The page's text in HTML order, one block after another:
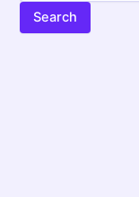
Search